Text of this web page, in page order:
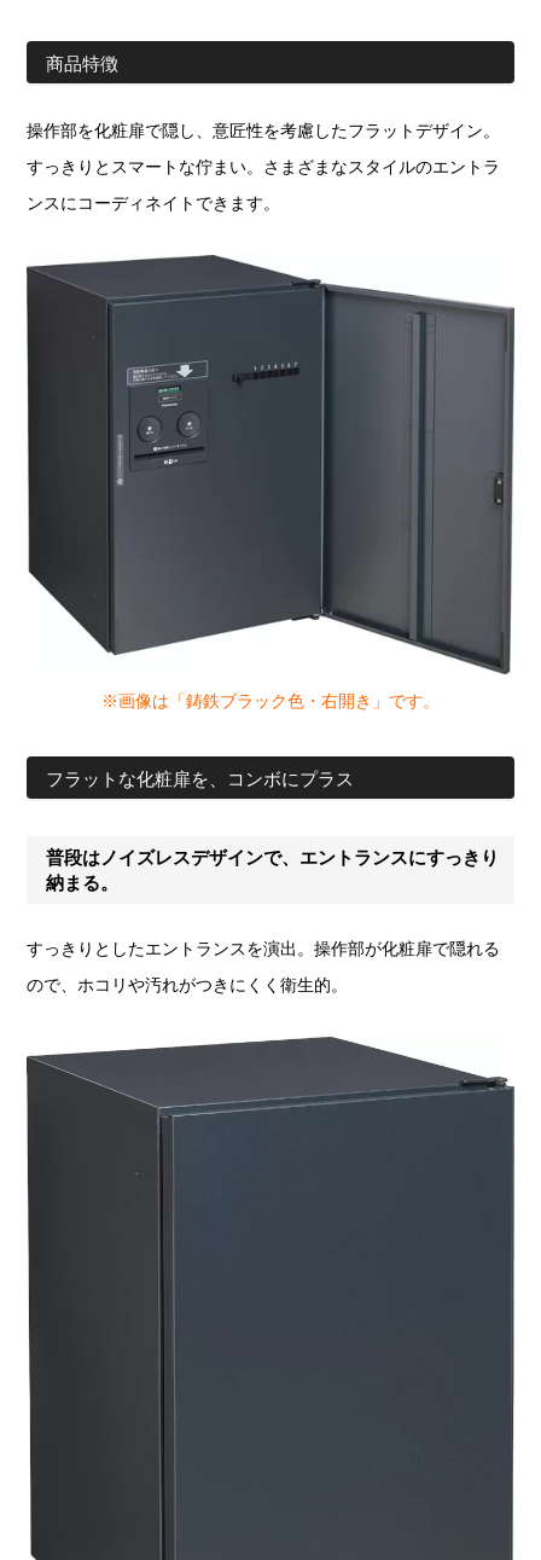
商品特徴
操作部を化粧扉で隠し、意匠性を考慮したフラットデザイン。
すっきりとスマートな佇まい。さまざまなスタイルのエントラ
ンスにコーディネイトできます。
※画像は「鋳鉄ブラック色・右開き」です。
フラットな化粧扉を、コンボにプラス
普段はノイズレスデザインで、エントランスにすっきり
納まる。
すっきりとしたエントランスを演出。操作部が化粧扉で隠れる
ので、ホコリや汚れがつきにくく衛生的。